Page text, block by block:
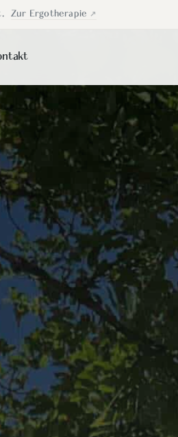
Zur Ergotherapie